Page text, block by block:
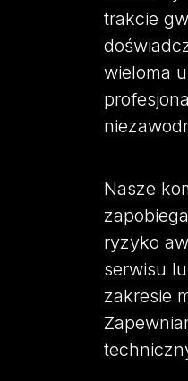
trakcie
wieloma
Nasze
ryzyko
serwisu
zakresie